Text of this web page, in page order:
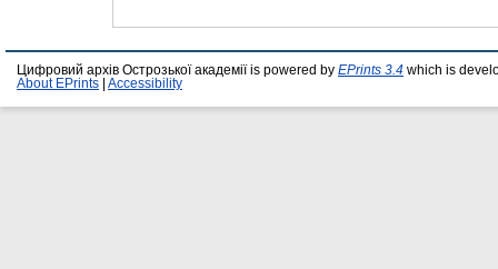
Цифровий архів Острозької академії is powered by EPrints 3.4 which is
About EPrints
Accessibility